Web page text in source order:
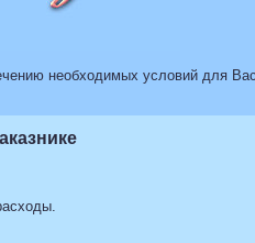
необходимых условий для